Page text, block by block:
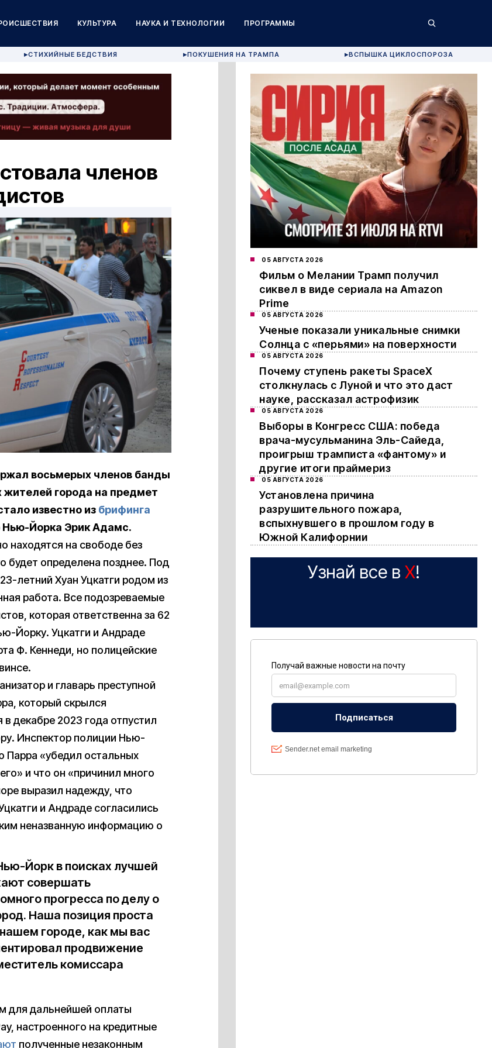
КУЛЬТУРА НАУКА И ТЕХНОЛОГИИ ПРОГРАММЫ
▶СТИХИЙНЫЕ БЕДСТВИЯ ▶ПОКУШЕНИЯ НА ТРАМПА ▶ВСПЫШКА ЦИКЛОСПОРОЗА
членов
восьмерых членов банды
жителей города на предмет
известно из брифинга
Нью-Йорка Эрик Адамс.
находятся на свободе без
будет определена позднее. Под
летний Хуан Уцкатги родом из
работа. Все подозреваемые
которая ответственна за 62
Йорку. Уцкатги и Андраде
Ф. Кеннеди, но полицейские
и главарь преступной
который скрылся
в декабре 2023 года отпустил
Инспектор полиции Нью-
«убедил остальных
и что он «причинил много
выразил надежду, что
и Андраде согласились
неназванную информацию о
Йорк в поисках лучшей
совершать
прогресса по делу о
Наша позиция проста
городе, как мы вас
продвижение
комиссара
для дальнейшей оплаты
настроенного на кредитные
полученные незаконным
05 АВГУСТА 2026
Фильм о Мелании Трамп получил
сиквел в виде сериала на Amazon
Prime
05 АВГУСТА 2026
Ученые показали уникальные снимки
Солнца с «перьями» на поверхности
05 АВГУСТА 2026
Почему ступень ракеты SpaceX
столкнулась с Луной и что это даст
науке, рассказал астрофизик
05 АВГУСТА 2026
Выборы в Конгресс США: победа
врача-мусульманина Эль-Сайеда,
проигрыш трамписта «фантому» и
другие итоги праймериз
05 АВГУСТА 2026
Установлена причина
разрушительного пожара,
вспыхнувшего в прошлом году в
Южной Калифорнии
Узнай все в X!